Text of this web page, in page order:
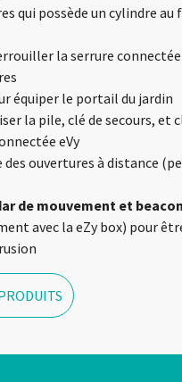
qui possède un cylindre
la serrure connectée
équiper le portail du jardin
la pile, clé de secours, et
eVy
ouvertures à distance
de mouvement et beacon
avec la eZy box) pour